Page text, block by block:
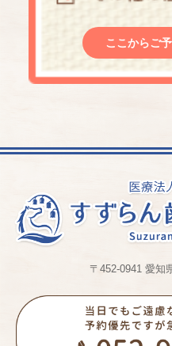
ここからご
〒452-0941 愛知